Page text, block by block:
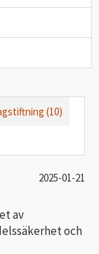
(10)
2025-01-21
av
och